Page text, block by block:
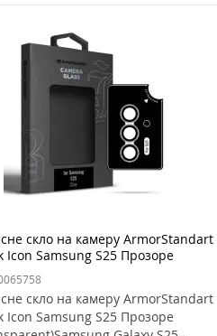
скло на камеру ArmorStandart
Icon Samsung S25 Прозоре
скло на камеру ArmorStandart
Icon Samsung S25 Прозоре